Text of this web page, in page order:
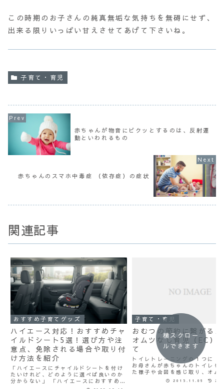
この時期のお子さんの純真無垢な気持ちを無碍にせず、
出来る限りいっぱい甘えさせてあげて下さいね。
子育て・育児
赤ちゃんが物音にビクッとするのは、反射運
動といわれるもの
赤ちゃんのスマホ中毒症 （依存症）の症状
関連記事
おすすめ子育てグッズ
ハイエース対応！おすすめチャ
イルドシート5選！選び方や注
意点、免除される場合や取り付
け方法を紹介
「ハイエースにチャイルドシートを付け
たいけれど、どのように選べば良いのか
分からない」 「ハイエースにおすすめの
チャイルドシートを知りたい」 ハイエー
子育て・育児
おむつの節約に繋がる
オムツなし育児（EC）
て
トイレトレーニングの１つに「
お母さんが赤ちゃんのトイレを
た様子や合図を感じ取り、オム
過ごしているところもある」と
聞いたことがあります。 それ
2015.11.06
横スクロー
ルできます